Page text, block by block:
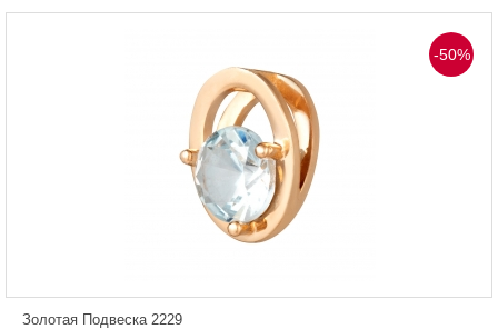
-50%
Золотая Подвеска 2229